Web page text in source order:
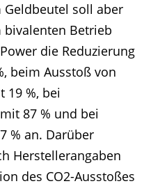
soll aber
Betrieb
die Reduzierung
beim Ausstoß von
19 %, bei
87 % und bei
% an. Darüber
Herstellerangaben
des CO2-Ausstoßes